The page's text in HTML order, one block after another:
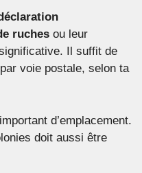
ruches ou leur
Il suffit de
voie postale, selon ta
d’emplacement.
doit aussi être